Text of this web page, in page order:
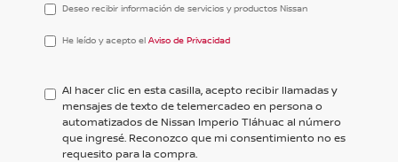
Deseo recibir información de servicios y productos Nissan
He
acepto
href='/privacy.aspx'
target='_blank'>Aviso
He leído y acepto el Aviso de Privacidad
Al hacer clic en esta casilla, acepto recibir llamadas y
mensajes de texto de telemercadeo en persona o
automatizados de Nissan Imperio Tláhuac al número
que ingresé. Reconozco que mi consentimiento no es
requesito para la compra.